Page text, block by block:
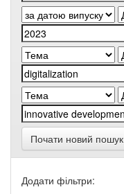
Почати новий пошук
Додати фільтри: